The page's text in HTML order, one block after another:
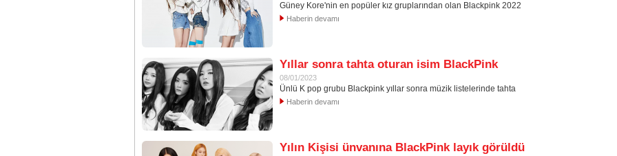
Güney Kore'nin en popüler kız gruplarından olan Blackpink 2022
Haberin devamı
Yıllar sonra tahta oturan isim BlackPink
08/01/2023
Ünlü K pop grubu Blackpink yıllar sonra müzik listelerinde tahta
Haberin devamı
Yılın Kişisi ünvanına BlackPink layık görüldü